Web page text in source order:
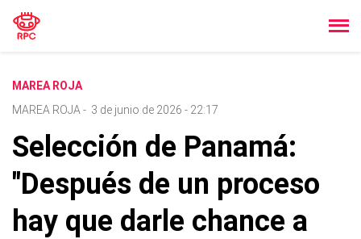
MAREA ROJA
MAREA ROJA - 3 de junio de 2026 - 22:17
Selección de Panamá:
"Después de un proceso
hay que darle chance a